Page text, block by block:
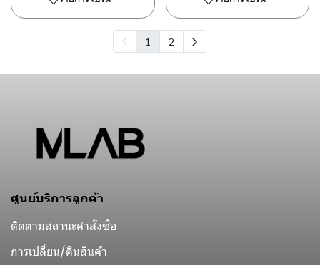
1 2
ศูนย์บริการลูกค้า
ติดตามสถานะคำสั่งซื้อ
การเปลี่ยน/คืนสินค้า